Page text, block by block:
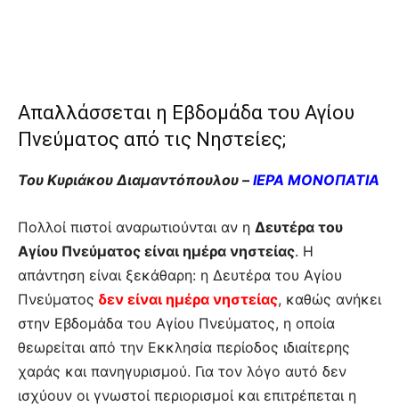
Απαλλάσσεται η Εβδομάδα του Αγίου
Πνεύματος από τις Νηστείες;
Του Κυριάκου Διαμαντόπουλου –ΙΕΡΑ ΜΟΝΟΠΑΤΙΑ
Πολλοί πιστοί αναρωτιούνται αν η Δευτέρα του
Αγίου Πνεύματος είναι ημέρα νηστείας. Η
απάντηση είναι ξεκάθαρη: η Δευτέρα του Αγίου
Πνεύματος δεν είναι ημέρα νηστείας, καθώς ανήκει
στην Εβδομάδα του Αγίου Πνεύματος, η οποία
θεωρείται από την Εκκλησία περίοδος ιδιαίτερης
χαράς και πανηγυρισμού. Για τον λόγο αυτό δεν
ισχύουν οι γνωστοί περιορισμοί και επιτρέπεται η